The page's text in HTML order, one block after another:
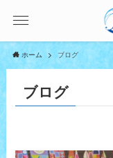
ホーム ブログ
ブログ